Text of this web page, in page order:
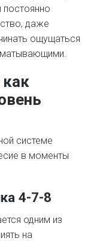
даже
ощущаться
системе
в моменты
4-7-8
одним из
на